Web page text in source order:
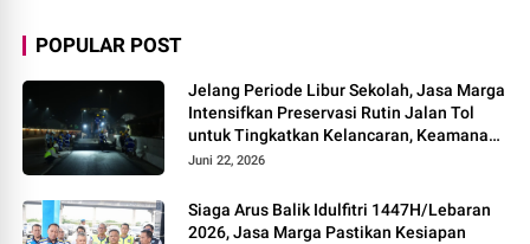
POPULAR POST
Jelang Periode Libur Sekolah, Jasa Marga
Intensifkan Preservasi Rutin Jalan Tol
untuk Tingkatkan Kelancaran, Keamanan
dan Kenyamanan Perjalanan
Juni 22, 2026
Siaga Arus Balik Idulfitri 1447H/Lebaran
2026, Jasa Marga Pastikan Kesiapan